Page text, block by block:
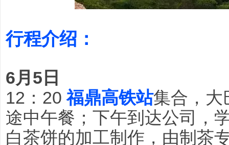
行程介绍：
6月5日
12：20福鼎高铁站集合，大
途中午餐；下午到达公司，
白茶饼的加工制作，由制茶